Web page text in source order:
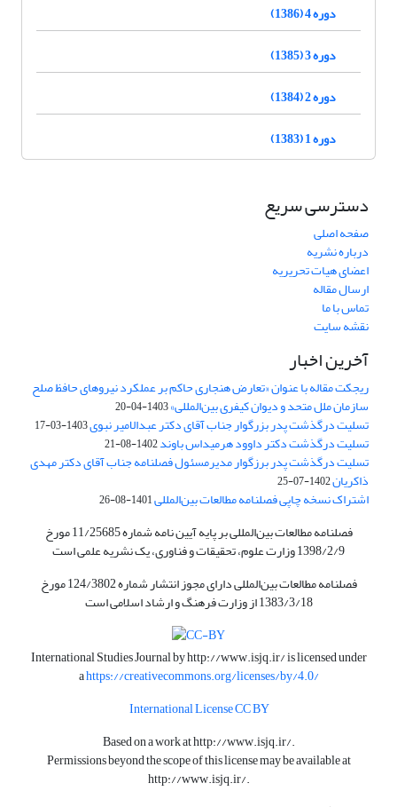
دوره 4 (1386)
دوره 3 (1385)
دوره 2 (1384)
دوره 1 (1383)
دسترسی سریع
صفحه اصلی
درباره نشریه
اعضای هیات تحریریه
ارسال مقاله
تماس با ما
نقشه سایت
آخرین اخبار
ریجکت مقاله با عنوان «تعارض هنجاری حاکم بر عملکرد نیروهای حافظ صلح
سازمان ملل متحد و دیوان کیفری بین‌المللی»1403-04-20
تسلیت درگذشت پدر بزرگوار جناب آقای دکتر عبدالامیر نبوی1403-03-17
تسلیت درگذشت دکتر داوود هرمیداس باوند1402-08-21
تسلیت درگذشت پدر برزگوار مدیرمسئول فصلنامه جناب آقای دکتر مهدی
ذاکریان1402-07-25
اشتراک نسخه چاپی فصلنامه مطالعات بین‌المللی1401-08-26
فصلنامه مطالعات بین‌المللی بر پایه آیین نامه شماره 11/25685 مورخ
1398/2/9 وزارت علوم، تحقیقات و فناوری، یک نشریه علمی است
فصلنامه مطالعات بین‌المللی دارای مجوز انتشار شماره 124/3802 مورخ
1383/3/18 از وزارت فرهنگ و ارشاد اسلامی است
International Studies Journal byhttp://www.isjq.ir/is licensed under
ahttps://creativecommons.org/licenses/by/4.0/
International License CC BY
Based on a work athttp://www.isjq.ir/.
Permissions beyond the scope of this license may be available at
http://www.isjq.ir/.